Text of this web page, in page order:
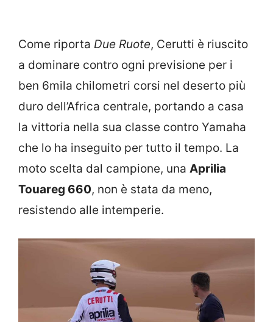
Come riporta Due Ruote, Cerutti è riuscito
a dominare contro ogni previsione per i
ben 6mila chilometri corsi nel deserto più
duro dell’Africa centrale, portando a casa
la vittoria nella sua classe contro Yamaha
che lo ha inseguito per tutto il tempo. La
moto scelta dal campione, una Aprilia
Touareg 660, non è stata da meno,
resistendo alle intemperie.